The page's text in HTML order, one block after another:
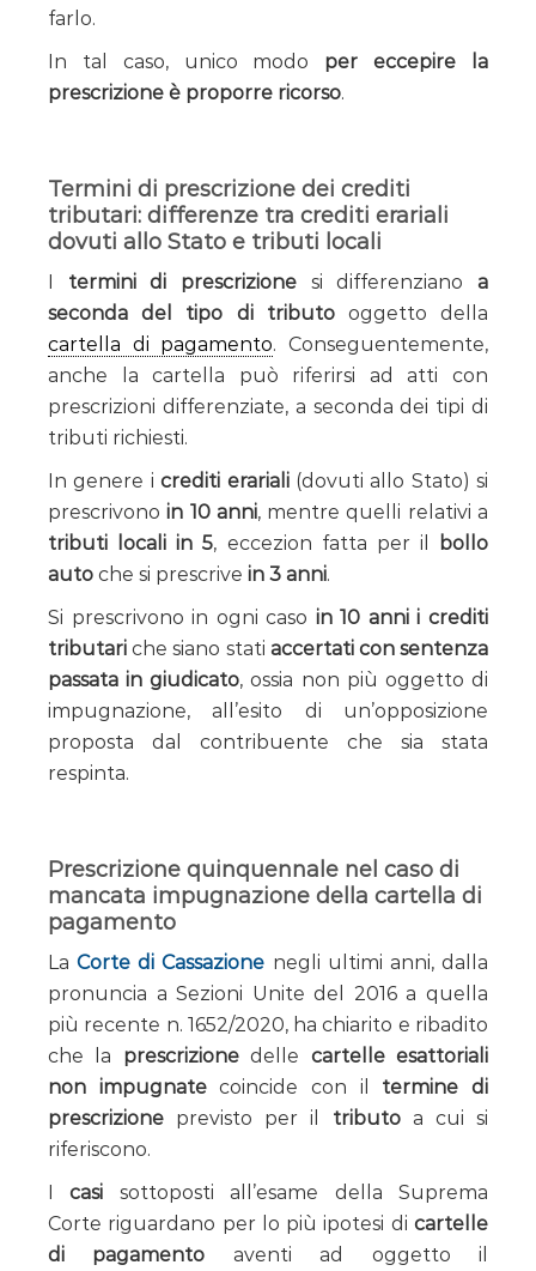
farlo.
In tal caso, unico modo per eccepire la
prescrizione è proporre ricorso.
Termini di prescrizione dei crediti
tributari: differenze tra crediti erariali
dovuti allo Stato e tributi locali
I termini di prescrizione si differenzianoa
seconda del tipo di tributooggetto della
cartella di pagamento. Conseguentemente,
anche la cartella può riferirsi ad atti con
prescrizioni differenziate, a seconda dei tipi di
tributi richiesti.
In genere icrediti erariali(dovuti allo Stato) si
prescrivonoin 10 anni, mentre quelli relativi a
tributi locali in 5, eccezion fatta per il
bollo
auto che si prescrive in 3 anni.
Si prescrivono in ogni caso in 10 anni i crediti
tributari che siano stati accertati con sentenza
passata in giudicato, ossia non più oggetto di
impugnazione, all’esito di un’opposizione
proposta dal contribuente che sia stata
respinta.
Prescrizione quinquennale nel caso di
mancata impugnazione della cartella di
pagamento
LaCorte di Cassazione negli ultimi anni, dalla
pronuncia a Sezioni Unite del 2016 a quella
più recente n. 1652/2020, ha chiarito e ribadito
che la prescrizionedelle cartelle esattoriali
non impugnatecoincide con il termine di
prescrizione previsto per il tributoa cui si
riferiscono.
Icasi sottoposti all’esame della Suprema
Corte riguardano per lo più ipotesi di cartelle
di pagamento aventi ad oggetto il